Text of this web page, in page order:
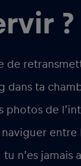
?
de
dans ta
photos de
entre
n’es jamais